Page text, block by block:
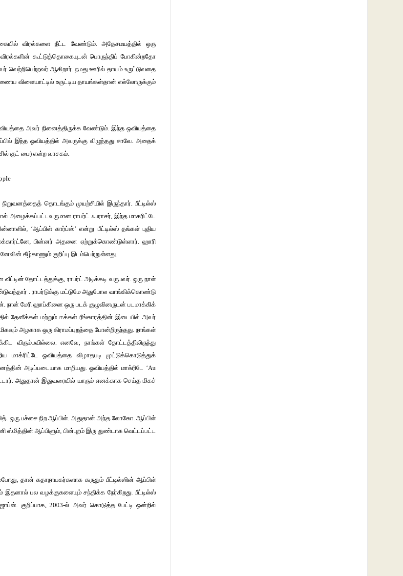
விரல்களை நீட்ட வேண்டும். அதேசமயத்தில் ஒரு
கூட்டுத்தொகையுடன் பொருந்திப் போகின்றதோ
வெற்றிபெற்றவர் ஆகிறார். நமது ஊரில் தாயம் உருட்டுவதை
விளையாட்டில் உருட்டிய தாயங்கள்தான் எல்லோருக்கும்
அவர் நினைத்திருக்க வேண்டும். இந்த ஒவியத்தை
இந்த ஓவியத்தில் அவருக்கு விழுந்தது சாவே. அதைக்
குட் பை) என்ற வாசகம்.
தொடங்கும் முயற்சியில் இருந்தார். பீட்டில்ஸ்
அழைக்கப்பட்டவருமான ராபர்ட் ஃபராசர், இந்த மாகரிட்டே
‘ஆப்பிள் கார்ப்ஸ்’ என்று பீட்டில்ஸ் தங்கள் புதிய
பின்னர் அதனை ஏற்றுக்கொண்டுள்ளார். ஹாரி
கீழ்காணும் குறிப்பு இடம்பெற்றுள்ளது.
தோட்டத்துக்கு, ராபர்ட் அடிக்கடி வருபவர். ஒரு நாள்
. ராபர்டுக்கு மட்டுமே அதுபோல வாங்கிக்கொண்டு
மேரி ஹாப்கினை ஒரு படக் குழுவினருடன் படமாக்கிக்
தேனீக்கள் மற்றும் ஈக்கள் ரீங்காரத்தின் இடையில் அவர்
அழகாக ஒரு கிராமப்புறத்தை போன்றிருந்தது. நாங்கள்
விரும்பவில்லை. எனவே, நாங்கள் தோட்டத்திலிருந்து
ஓவியத்தை விழாதபடி முட்டுக்கொடுத்துக்
அடிப்படையாக மாறியது. ஓவியத்தில் மாக்ரிடே ‘Au
அதுதான் இதுவரையில் யாரும் எனக்காக செய்த மிகச்
ஒரு பச்சை நிற ஆப்பிள். அதுதான் அந்த லோகோ. ஆப்பிள்
ஸ்மித்தின் ஆப்பிளும், பின்புறம் இரு துண்டாக வெட்டப்பட்ட
தான் கதாநாயகர்களாக கருதும் பீட்டில்ஸின் ஆப்பிள்
பல வழக்குகளையும் சந்திக்க நேர்கிறது. பீட்டில்ஸ்
குறிப்பாக, 2003-ல் அவர் கொடுத்த பேட்டி ஒன்றில்